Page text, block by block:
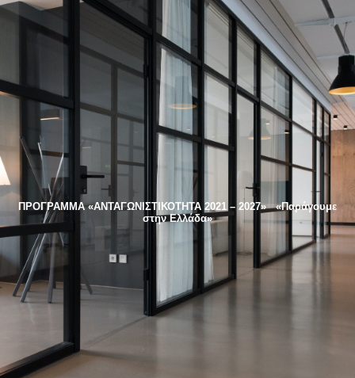
ΠΡΟΓΡΑΜΜΑ «ΑΝΤΑΓΩΝΙΣΤΙΚΟΤΗΤΑ 2021 – 2027»
«Παράγουμε
στην Ελλάδα»